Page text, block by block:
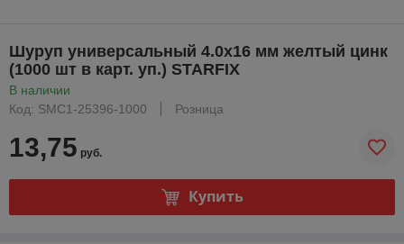
Шуруп универсальный 4.0х16 мм желтый цинк
(1000 шт в карт. уп.) STARFIX
В наличии
Код: SMC1-25396-1000
Розница
13,75 руб.
Купить